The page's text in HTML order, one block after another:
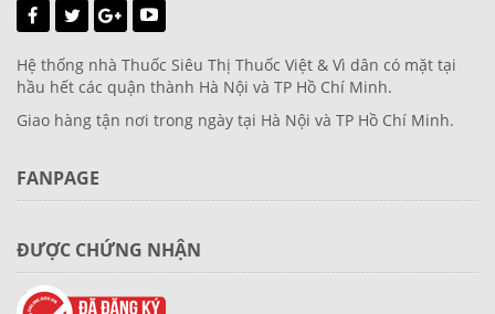
Hệ thống nhà Thuốc Siêu Thị Thuốc Việt & Vì dân có mặt tại
hầu hết các quận thành Hà Nội và TP Hồ Chí Minh.
Giao hàng tận nơi trong ngày tại Hà Nội và TP Hồ Chí Minh.
FANPAGE
ĐƯỢC CHỨNG NHẬN